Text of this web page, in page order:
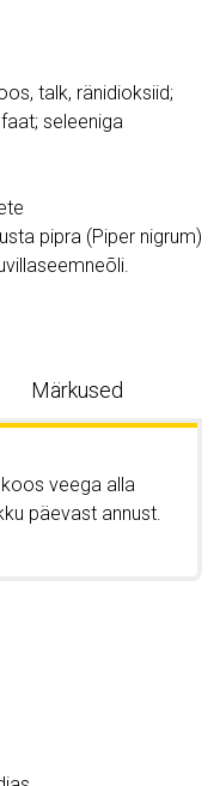
talk, ränidioksiid;
seleeniga
pipra (Piper nigrum)
Märkused
veega alla
päevast annust.